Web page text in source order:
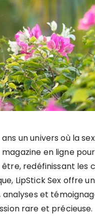
ans un univers où la
magazine en ligne
être, redéfinissant les
LipStick Sex offre
et
rare et précieuse.